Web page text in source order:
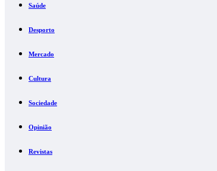
Saúde
Desporto
Mercado
Cultura
Sociedade
Opinião
Revistas